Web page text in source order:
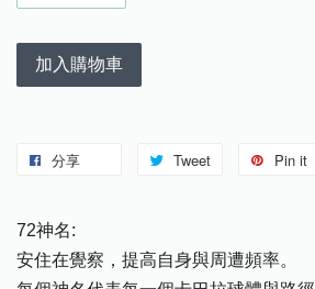
加入購物車
分享 Tweet Pin it
72神名:
安住在覺察，提高自身與周遭頻率。